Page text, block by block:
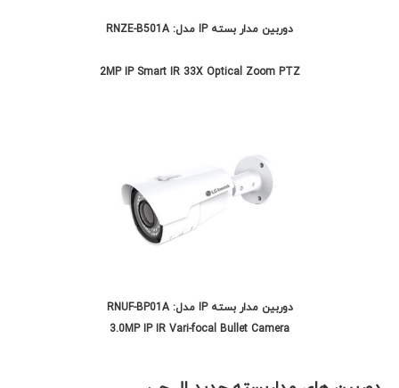
دوربین مدار بسته IP مدل: RNZE-B501A
2MP IP Smart IR 33X Optical Zoom PTZ
دوربین مدار بسته IP مدل: RNUF-BP01A
3.0MP IP IR Vari-focal Bullet Camera